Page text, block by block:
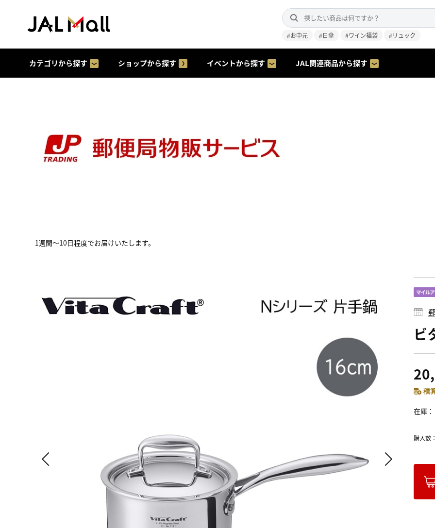
#お中元 #日傘 #ワイン福袋 #リュック
カテゴリから探す ショップから探す イベントから探す JAL関連商品から探す
1週間～10日程度でお届けいたします。
ビ
積
在庫
購入数